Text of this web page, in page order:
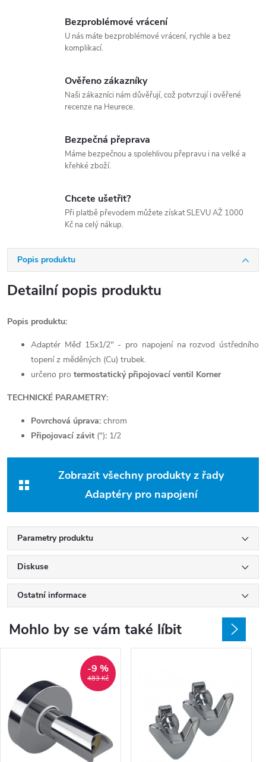
Bezproblémové vrácení
U nás máte bezproblémové vrácení, rychle a bez
komplikací.
Ověřeno zákazníky
Naši zákazníci nám důvěřují, což potvrzují i ověřené
recenze na Heurece.
Bezpečná přeprava
Máme bezpečnou a spolehlivou přepravu i na velké a
křehké zboží.
Chcete ušetřit?
Při platbě převodem můžete získat SLEVU AŽ 1000
Kč na celý nákup.
Popis produktu
Detailní popis produktu
Popis produktu:
Adaptér Měď 15x1/2" - pro napojení na rozvod ústředního
topení z měděných (Cu) trubek.
určeno pro termostatický připojovací ventil Korner
TECHNICKÉ PARAMETRY:
Povrchová úprava: chrom
Připojovací závit ("): 1/2
Zobrazit všechny produkty z řady
Adaptéry pro napojení
Parametry produktu
Diskuse
Ostatní informace
Mohlo by se vám také líbit
483 Kč
-9 %